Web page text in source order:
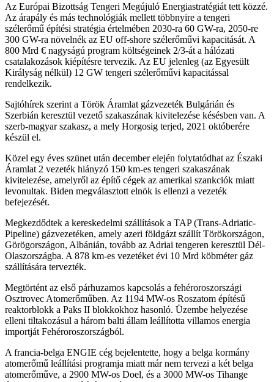
Az Európai Bizottság Tengeri Megújuló Energiastratégiát tett közzé.
Az árapály és más technológiák mellett többnyire a tengeri
szélerőmű építési stratégia értelmében 2030-ra 60 GW-ra, 2050-re
300 GW-ra növelnék az EU off-shore szélerőművi kapacitását. A
800 Mrd € nagyságú program költségeinek 2/3-át a hálózati
csatalakozások kiépítésre tervezik. Az EU jelenleg (az Egyesült
Királyság nélkül) 12 GW tengeri szélerőművi kapacitással
rendelkezik.
Sajtóhírek szerint a Török Áramlat gázvezeték Bulgárián és
Szerbián keresztül vezető szakaszának kivitelezése késésben van. A
szerb-magyar szakasz, a mely Horgosig terjed, 2021 októberére
készül el.
Közel egy éves szünet után december elején folytatódhat az Északi
Áramlat 2 vezeték hiányzó 150 km-es tengeri szakaszának
kivitelezése, amelyről az építő cégek az amerikai szankciók miatt
levonultak. Biden megválasztott elnök is ellenzi a vezeték
befejezését.
Megkezdődtek a kereskedelmi szállítások a TAP (Trans-Adriatic-
Pipeline) gázvezetéken, amely azeri földgázt szállít Törökországon,
Görögországon, Albánián, tovább az Adriai tengeren keresztül Dél-
Olaszországba. A 878 km-es vezetéket évi 10 Mrd köbméter gáz
szállítására tervezték.
Megtörtént az első párhuzamos kapcsolás a fehéroroszországi
Osztrovec Atomerőműben. Az 1194 MW-os Roszatom építésű
reaktorblokk a Paks II blokkokhoz hasonló. Üzembe helyezése
elleni tiltakozásul a három balti állam leállította villamos energia
importját Fehéroroszországból.
A francia-belga ENGIE cég bejelentette, hogy a belga kormány
atomerőmű leállítási programja miatt már nem tervezi a két belga
atomerőműve, a 2900 MW-os Doel, és a 3000 MW-os Tihange